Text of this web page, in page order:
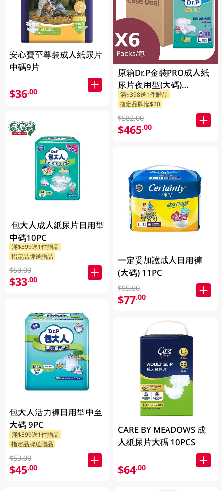
安心寶至尊裝成人紙尿片
中碼9片
$36.00
包大人成人紙尿片日用型
中碼10PC
滿$399送1件贈品
指定品牌送贈品
$50.00
$33.00
包大人活力褲日用型中至
大碼 9PC
滿$399送1件贈品
指定品牌送贈品
$53.00
$45.00
原箱Dr.P金裝PRO成人紙
尿片夜用型(大碼)
6X9PCS
滿$398送1件贈品
指定品牌慳$20
$582.00
$465.00
一定妥加護成人日用褲
(大碼) 11PC
$95.00
$77.00
CARE BY MEADOWS 成
人紙尿片大碼 10PCS
$64.00